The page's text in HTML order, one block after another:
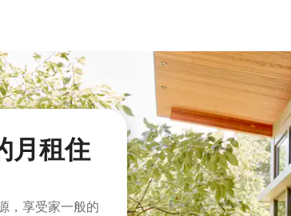
月租住
，享受家一般的